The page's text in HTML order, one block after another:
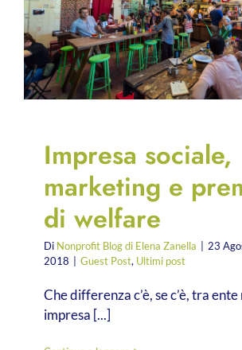
Impresa sociale,
marketing e
di welfare
Di Nonprofit Blog di Elena Zanella | 23
2018 | Guest Post, Ultimi post
Che differenza c’è, se c’è, tra
impresa [...]